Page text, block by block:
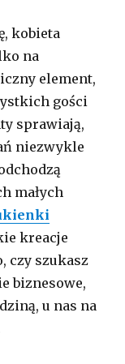
kobieta
na
element,
gości
sprawiają,
niezwykle
małych
kreacje
czy szukasz
biznesowe,
u nas na